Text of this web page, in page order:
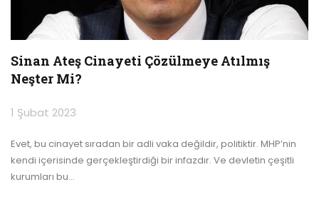
Sinan Ateş Cinayeti Çözülmeye Atılmış
Neşter Mi?
1 Şubat 2023
Evet, bu cinayet sıradan bir adli vaka değildir, politiktir. MHP’nin
kendi içerisinde gerçekleştirdiği bir infazdır. Ve devletin çeşitli
kurumları bu…